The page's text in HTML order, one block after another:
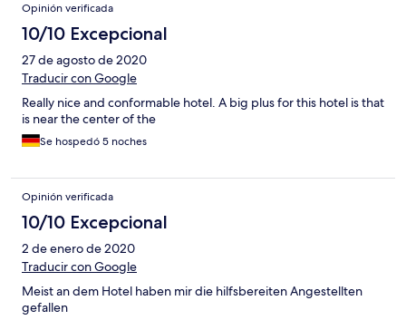
Opinión verificada
10/10 Excepcional
27 de agosto de 2020
Traducir con Google
Really nice and conformable hotel. A big plus for this hotel is that
is near the center of the
Se hospedó 5 noches
Opinión verificada
10/10 Excepcional
2 de enero de 2020
Traducir con Google
Meist an dem Hotel haben mir die hilfsbereiten Angestellten
gefallen